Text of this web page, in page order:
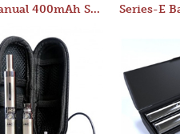
510 Manual 400mAh Starter Kit